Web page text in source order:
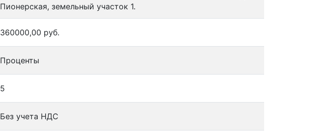
Пионерская, земельный участок 1.
360000,00 руб.
Проценты
5
Без учета НДС